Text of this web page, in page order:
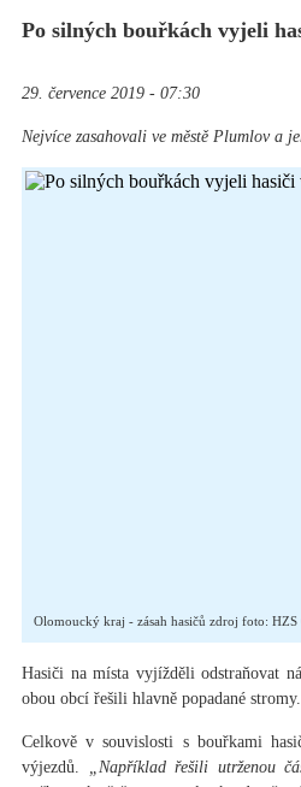
Po silných bouřkách vyjeli
29. července 2019 - 07:30
Nejvíce zasahovali ve městě Plumlov a
Olomoucký kraj - zásah hasičů zdroj foto:
Hasiči na místa vyjížděli odstraňovat
obou obcí řešili hlavně popadané stromy.
Celkově v souvislosti s bouřkami
výjezdů. „Například řešili utrženou